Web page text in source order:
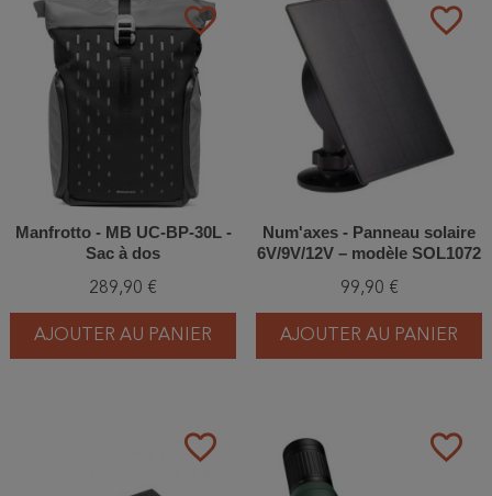
favorite_border
Manfrotto - MB UC-BP-30L -
Sac à dos
289,90 €
AJOUTER AU PANIER
favorite_border
Num'axes - Panneau solaire
6V/9V/12V – modèle SOL1072
99,90 €
AJOUTER AU PANIER
favorite_border favorite_border